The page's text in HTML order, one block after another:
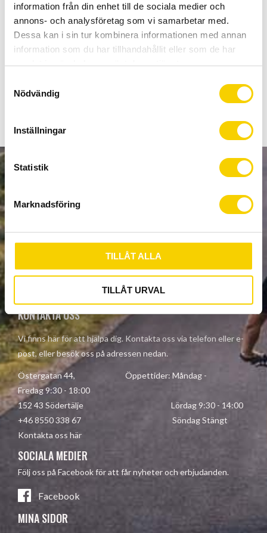
information från din enhet till de sociala medier och
annons- och analysföretag som vi samarbetar med.
Dessa kan i sin tur kombinera informationen med annan
information som du har tillhandahållit eller som de har
samlat in när du har använt deras tjänster.
c
k
s
v
a
l
Nödvändig
Inställningar
Statistik
Marknadsföring
TILLÅT ALLA
TILLÅT URVAL
Stock status
4 pc. in stock
Your personal information is processed in accordance with our
privacy policy
KONTAKTA OSS
Vi finns här för att hjälpa dig. Kontakta oss via telefon eller e-
post, eller besök oss på adressen nedan.
Östergatan 44, Öppettider: Måndag -
Fredag 9:30 - 18:00
152 43 Södertälje Lördag 9:30 - 14:00
+46 8550 338 67 Söndag Stängt
Kontakta oss här
SOCIALA MEDIER
Följ oss på Facebook för att får nyheter och erbjudanden.
Facebook
MINA SIDOR